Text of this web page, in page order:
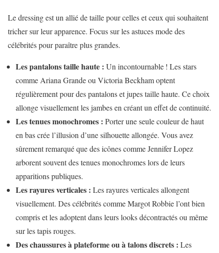
Le dressing est un allié de taille pour celles et ceux qui souhaitent
tricher sur leur apparence. Focus sur les astuces mode des
célébrités pour paraître plus grandes.
Les pantalons taille haute : Un incontournable ! Les stars
comme Ariana Grande ou Victoria Beckham optent
régulièrement pour des pantalons et jupes taille haute. Ce choix
allonge visuellement les jambes en créant un effet de continuité.
Les tenues monochromes : Porter une seule couleur de haut
en bas crée l’illusion d’une silhouette allongée. Vous avez
sûrement remarqué que des icônes comme Jennifer Lopez
arborent souvent des tenues monochromes lors de leurs
apparitions publiques.
Les rayures verticales : Les rayures verticales allongent
visuellement. Des célébrités comme Margot Robbie l’ont bien
compris et les adoptent dans leurs looks décontractés ou même
sur les tapis rouges.
Des chaussures à plateforme ou à talons discrets : Les